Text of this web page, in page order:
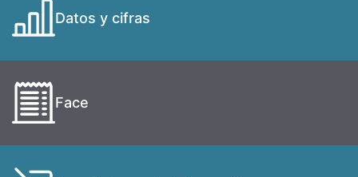
Datos y cifras
Face